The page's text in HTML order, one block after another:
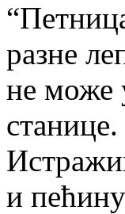
разне
не може
и